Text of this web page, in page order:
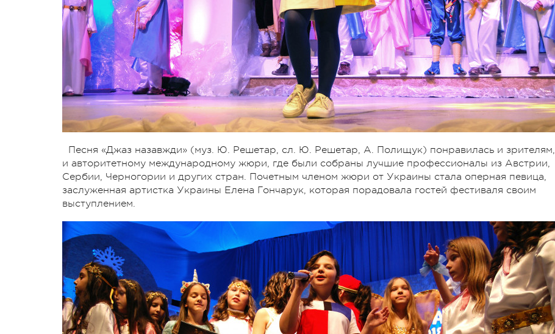
Песня «Джаз назавжди» (муз. Ю. Решетар, сл. Ю. Решетар, А. Полищук) понравилась и зрителям,
и авторитетному международному жюри, где были собраны лучшие профессионалы из Австрии,
Сербии, Черногории и других стран. Почетным членом жюри от Украины стала оперная певица,
заслуженная артистка Украины Елена Гончарук, которая порадовала гостей фестиваля своим
выступлением.